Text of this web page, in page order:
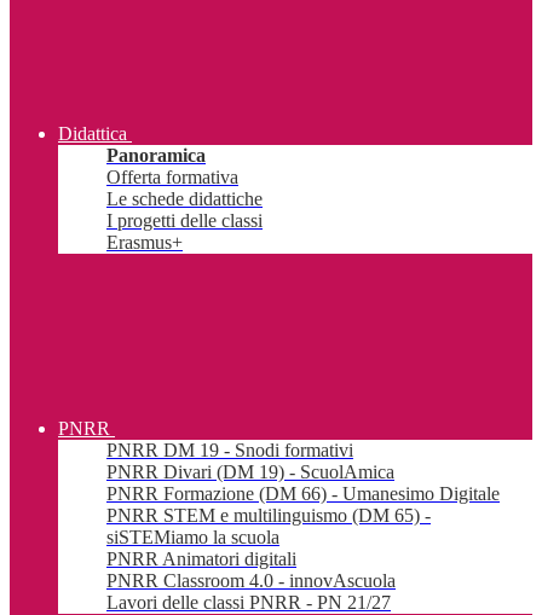
Didattica
Panoramica
Offerta formativa
Le schede didattiche
I progetti delle classi
Erasmus+
PNRR
PNRR DM 19 - Snodi formativi
PNRR Divari (DM 19) - ScuolAmica
PNRR Formazione (DM 66) - Umanesimo Digitale
PNRR STEM e multilinguismo (DM 65) -
siSTEMiamo la scuola
PNRR Animatori digitali
PNRR Classroom 4.0 - innovAscuola
Lavori delle classi PNRR - PN 21/27